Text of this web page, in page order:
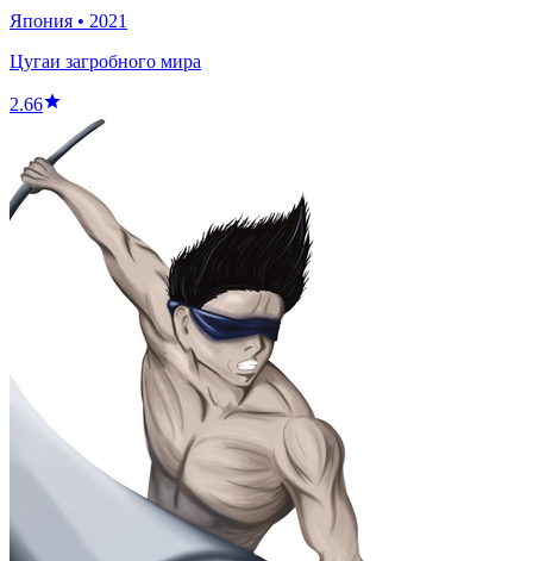
Япония • 2021
Цугаи загробного мира
2.66